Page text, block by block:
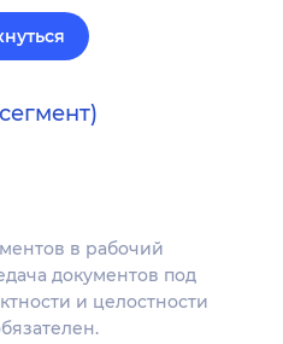
в рабочий
документов под
и целостности